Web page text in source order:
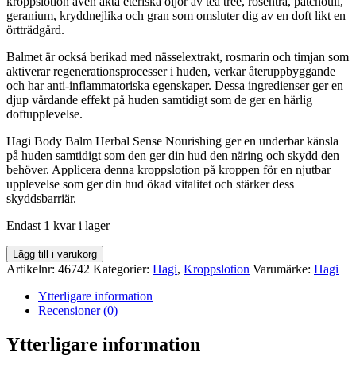
geranium, kryddnejlika och gran som omsluter dig av en doft likt en
örtträdgård.
Balmet är också berikad med nässelextrakt, rosmarin och timjan som
aktiverar regenerationsprocesser i huden, verkar återuppbyggande
och har anti-inflammatoriska egenskaper. Dessa ingredienser ger en
djup vårdande effekt på huden samtidigt som de ger en härlig
doftupplevelse.
Hagi Body Balm Herbal Sense Nourishing ger en underbar känsla
på huden samtidigt som den ger din hud den näring och skydd den
behöver. Applicera denna kroppslotion på kroppen för en njutbar
upplevelse som ger din hud ökad vitalitet och stärker dess
skyddsbarriär.
Endast 1 kvar i lager
Hagi
Body
Herbal
Sense
-
Kroppslotion
Lägg till i varukorg
Artikelnr: 46742 Kategorier: Hagi, Kroppslotion Varumärke: Hagi
Ytterligare information
Recensioner (0)
Ytterligare information